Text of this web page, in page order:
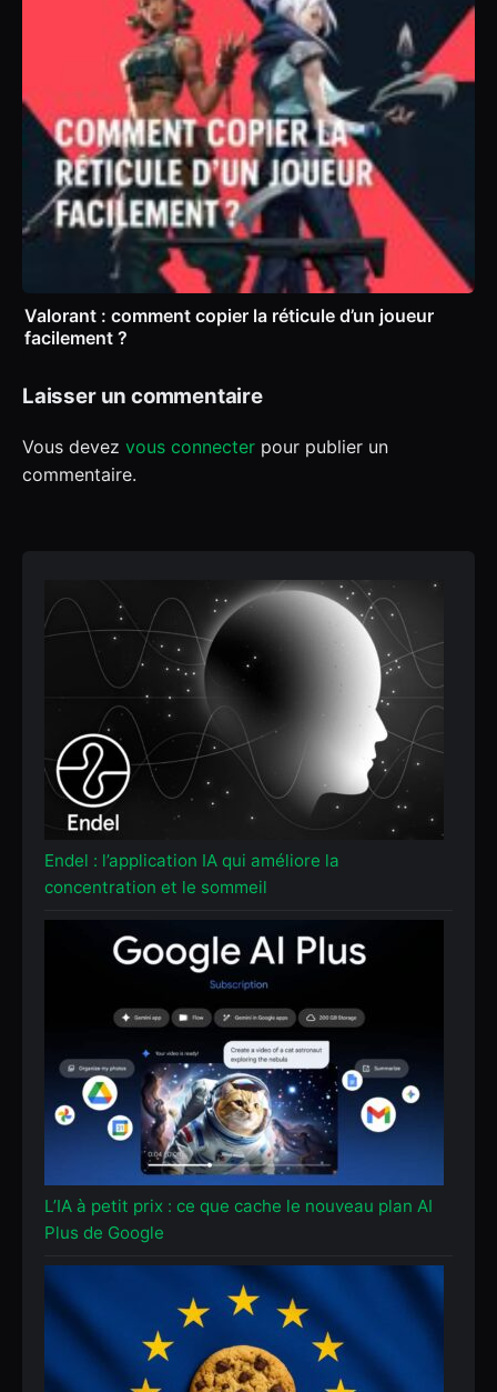
Valorant : comment copier la réticule d’un joueur
facilement ?
Laisser un commentaire
Vous devez vous connecter pour publier un
commentaire.
Endel : l’application IA qui améliore la
concentration et le sommeil
L’IA à petit prix : ce que cache le nouveau plan AI
Plus de Google